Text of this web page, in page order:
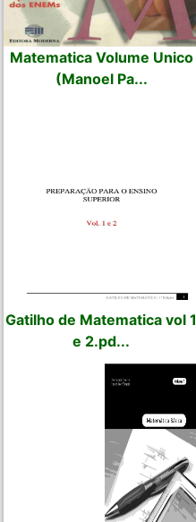
Matematica Volume Unico
(Manoel Pa...
Gatilho de Matematica vol 1
e 2.pd...